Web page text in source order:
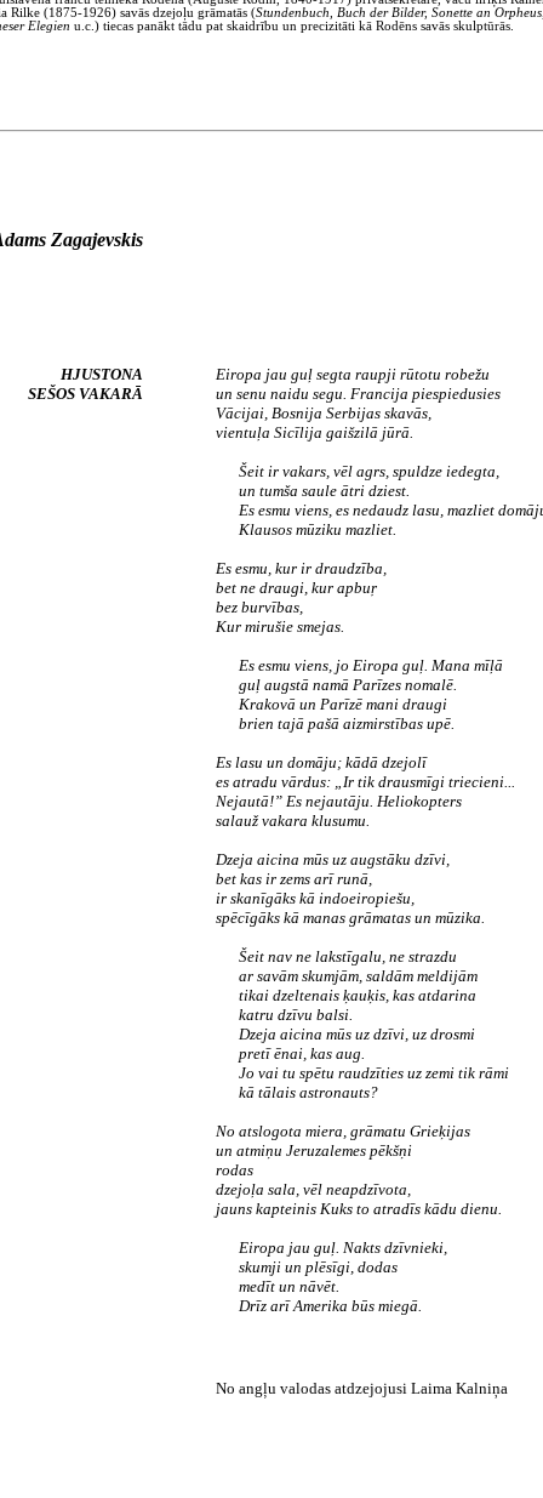
Rilke (1875-1926) savās dzejoļu grāmatās (Stundenbuch, Buch der Bilder, Sonette an
Elegien u.c.) tiecas panākt tādu pat skaidrību un precizitāti kā Rodēns savās skulptūrās.
Zagajevskis
HJUSTONA
SEŠOS VAKARĀ
Eiropa jau guļ segta raupji rūtotu robežu
un senu naidu segu. Francija piespiedusies
Vācijai, Bosnija Serbijas skavās,
vientuļa Sicīlija gaišzilā jūrā.
Šeit ir vakars, vēl agrs, spuldze iedegta,
un tumša saule ātri dziest.
Es esmu viens, es nedaudz lasu, mazliet
Klausos mūziku mazliet.
Es esmu, kur ir draudzība,
bet ne draugi, kur apbuŗ
bez burvības,
Kur mirušie smejas.
Es esmu viens, jo Eiropa guļ. Mana mīļā
guļ augstā namā Parīzes nomalē.
Krakovā un Parīzē mani draugi
brien tajā pašā aizmirstības upē.
Es lasu un domāju; kādā dzejolī
es atradu vārdus: „Ir tik drausmīgi triecieni...
Nejautā!” Es nejautāju. Heliokopters
salauž vakara klusumu.
Dzeja aicina mūs uz augstāku dzīvi,
bet kas ir zems arī runā,
ir skanīgāks kā indoeiropiešu,
spēcīgāks kā manas grāmatas un mūzika.
Šeit nav ne lakstīgalu, ne strazdu
ar savām skumjām, saldām meldijām
tikai dzeltenais ķauķis, kas atdarina
katru dzīvu balsi.
Dzeja aicina mūs uz dzīvi, uz drosmi
pretī ēnai, kas aug.
Jo vai tu spētu raudzīties uz zemi tik rāmi
kā tālais astronauts?
No atslogota miera, grāmatu Grieķijas
un atmiņu Jeruzalemes pēkšņi
rodas
dzejoļa sala, vēl neapdzīvota,
jauns kapteinis Kuks to atradīs kādu dienu.
Eiropa jau guļ. Nakts dzīvnieki,
skumji un plēsīgi, dodas
medīt un nāvēt.
Drīz arī Amerika būs miegā.
No angļu valodas atdzejojusi Laima Kalniņa